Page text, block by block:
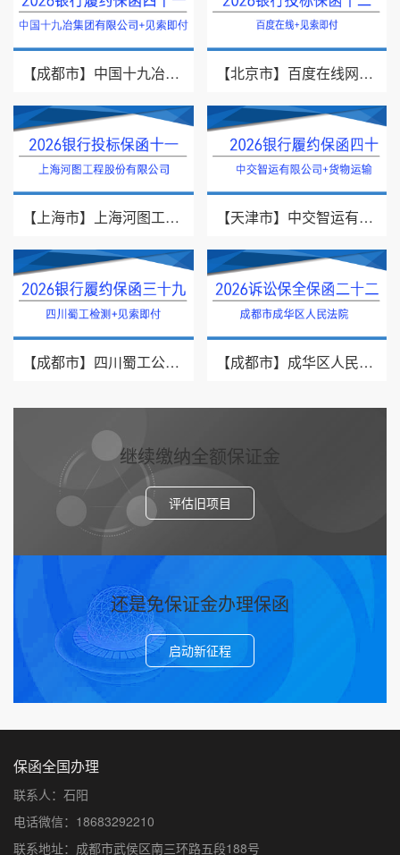
【成都市】中国十九冶集团有限公司/见索即付/2026年银行履约保函四十一 【北京市】百度在线网络技术（北京）有限公司/投标保函/2026银行投标保函十二
【上海市】上海河图工程股份有限公司/投标保函/2026银行投标保函十一 【天津市】中交智运有限公司/货物运输/2026年银行履约保函四十
【成都市】四川蜀工公路工程试验检测有限公司/2026年银行履约保函三十九 【成都市】成华区人民法院/借款纠纷/2026诉讼保全保函二十二
继续缴纳全额保证金
评估旧项目
还是免保证金办理保函
启动新征程
保函全国办理
联系人：石阳
电话微信：18683292210
联系地址：成都市武侯区南三环路五段188号